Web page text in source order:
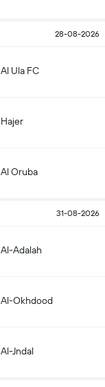
28-08-2026
Al Ula FC
Hajer
Al Oruba
31-08-2026
Al-Adalah
Al-Okhdood
Al-Jndal